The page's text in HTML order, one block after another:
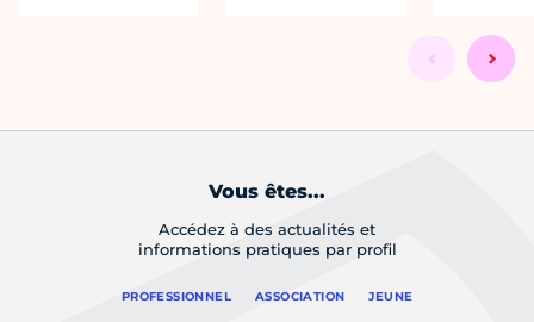
Vous êtes...
Accédez à des actualités et
informations pratiques par profil
PROFESSIONNEL ASSOCIATION JEUNE